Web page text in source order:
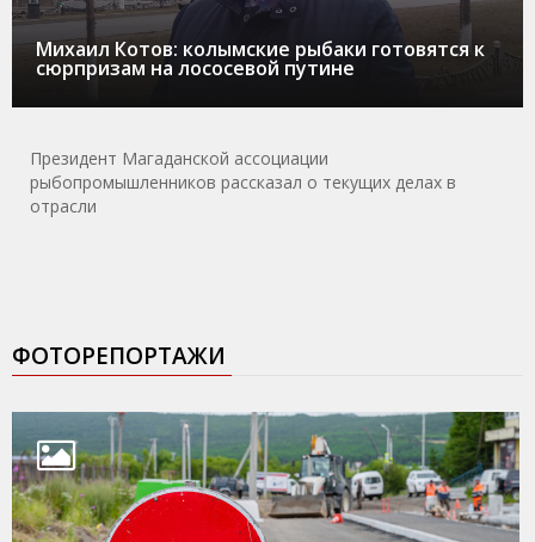
Михаил Котов: колымские рыбаки готовятся к
сюрпризам на лососевой путине
Президент Магаданской ассоциации
рыбопромышленников рассказал о текущих делах в
отрасли
ФОТОРЕПОРТАЖИ